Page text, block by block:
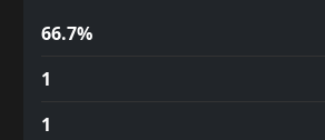
66.7%
1
1